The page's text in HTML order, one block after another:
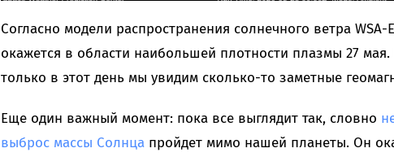
Согласно модели распространения солнечного ветра
окажется в области наибольшей плотности плазмы 27 мая.
только в этот день мы увидим сколько-то заметные
Еще один важный момент: пока все выглядит так, словно
выброс массы Солнцапройдет мимо нашей планеты. Он